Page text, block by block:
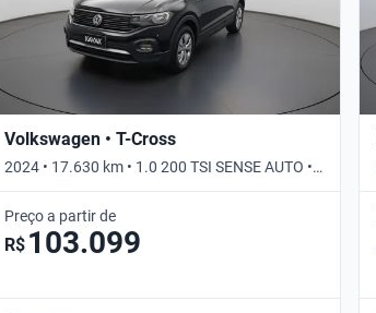
Volkswagen • T-Cross
2024 • 17.630 km • 1.0 200 TSI SENSE AUTO •
Automático
Preço a partir de
R$ 103.099